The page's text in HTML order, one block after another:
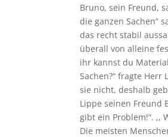
Bruno, sein Freund,
die ganzen Sachen“
das recht stabil
überall von alleine
ihr kannst du
Sachen?“ fragte
sie nicht, deshalb
Lippe seinen Freund
gibt ein Problem!“. ,,
Die meisten